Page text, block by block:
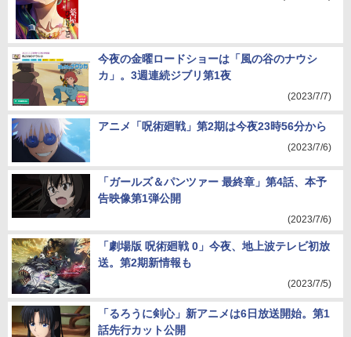
今夜の金曜ロードショーは「風の谷のナウシ
カ」。3週連続ジブリ第1夜
(2023/7/7)
アニメ「呪術廻戦」第2期は今夜23時56分から
(2023/7/6)
「ガールズ＆パンツァー 最終章」第4話、本予
告映像第1弾公開
(2023/7/6)
「劇場版 呪術廻戦 0」今夜、地上波テレビ初放
送。第2期新情報も
(2023/7/5)
「るろうに剣心」新アニメは6日放送開始。第1
話先行カット公開